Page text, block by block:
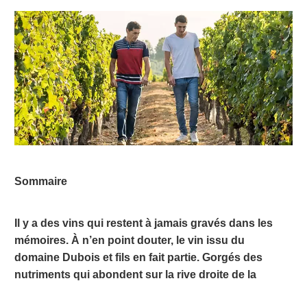
Sommaire
Il y a des vins qui restent à jamais gravés dans les
mémoires. À n’en point douter, le vin issu du
domaine Dubois et fils en fait partie. Gorgés des
nutriments qui abondent sur la rive droite de la